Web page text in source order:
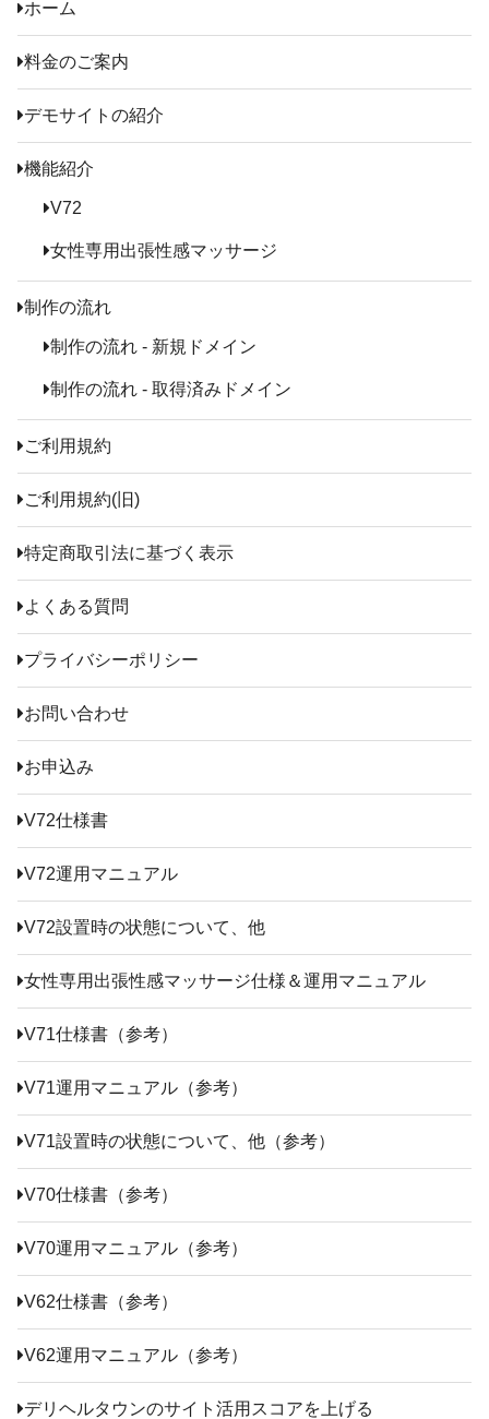
ホーム
料金のご案内
デモサイトの紹介
機能紹介
V72
女性専用出張性感マッサージ
制作の流れ
制作の流れ - 新規ドメイン
制作の流れ - 取得済みドメイン
ご利用規約
ご利用規約(旧)
特定商取引法に基づく表示
よくある質問
プライバシーポリシー
お問い合わせ
お申込み
V72仕様書
V72運用マニュアル
V72設置時の状態について、他
女性専用出張性感マッサージ仕様＆運用マニュアル
V71仕様書（参考）
V71運用マニュアル（参考）
V71設置時の状態について、他（参考）
V70仕様書（参考）
V70運用マニュアル（参考）
V62仕様書（参考）
V62運用マニュアル（参考）
デリヘルタウンのサイト活用スコアを上げる